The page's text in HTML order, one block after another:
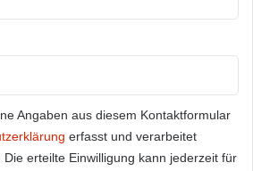
Angaben aus diesem Kontaktformular
erfasst und verarbeitet
erteilte Einwilligung kann jederzeit für